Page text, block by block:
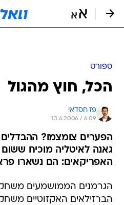
ספורט
הכל, חוץ מהגול
פז חסדאי
13.6.2006 / 6:09
הפערים צומצמו?
גאנה לאיטליה מוכיח
האפריקאים: הם נשארו
הגרמנים הממושמעים
הברזילאים האקזוטיים